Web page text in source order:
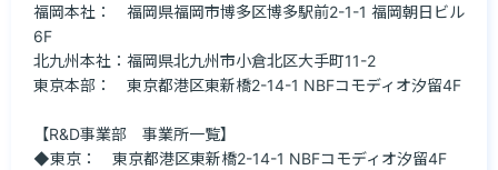
福岡本社：　福岡県福岡市博多区博多駅前2-1-1 福岡朝日ビル
6F
北九州本社：福岡県北九州市小倉北区大手町11-2
東京本部：　東京都港区東新橋2-14-1 NBFコモディオ汐留4F
【R&D事業部　事業所一覧】
◆東京：　東京都港区東新橋2-14-1 NBFコモディオ汐留4F